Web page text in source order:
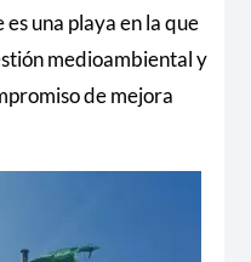
una playa en la que
medioambiental y
de mejora